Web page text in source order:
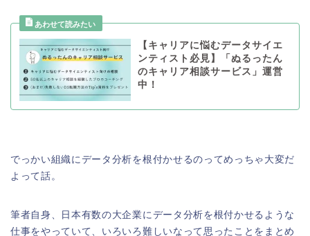
【キャリアに悩むデータサイエ
ンティスト必見】「ぬるったん
のキャリア相談サービス」運営
中！
でっかい組織にデータ分析を根付かせるのってめっちゃ大変だ
よって話。
筆者自身、日本有数の大企業にデータ分析を根付かせるような
仕事をやっていて、いろいろ難しいなって思ったことをまとめ